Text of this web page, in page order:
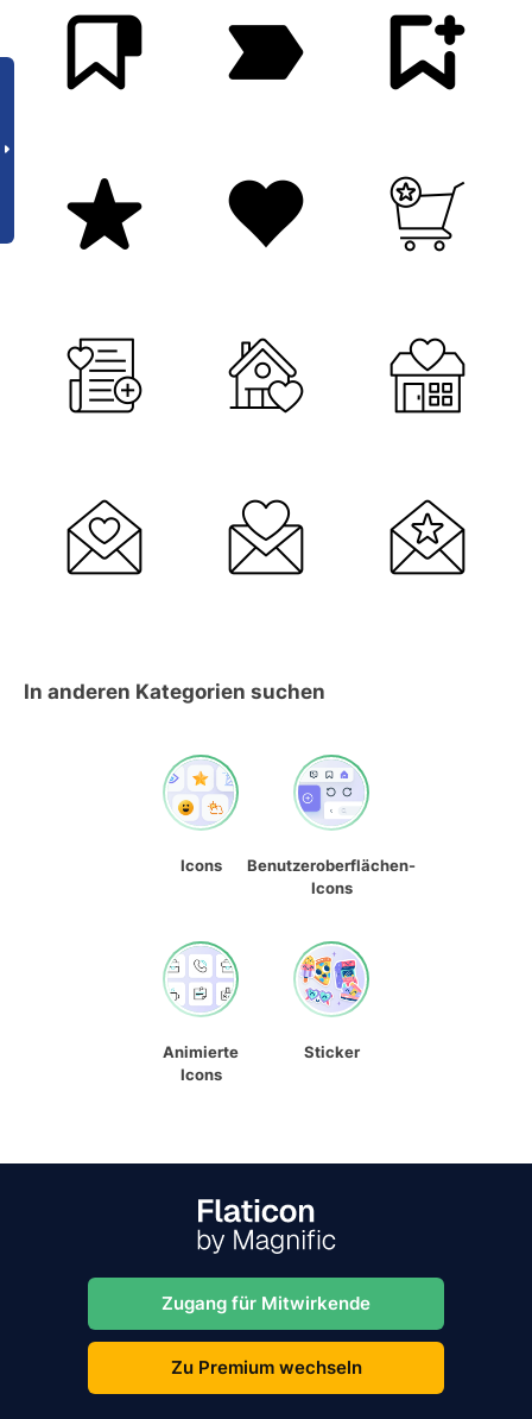
In anderen Kategorien suchen
Icons
Benutzeroberflächen-
Icons
Animierte
Icons
Sticker
Zugang für Mitwirkende
Zu Premium wechseln